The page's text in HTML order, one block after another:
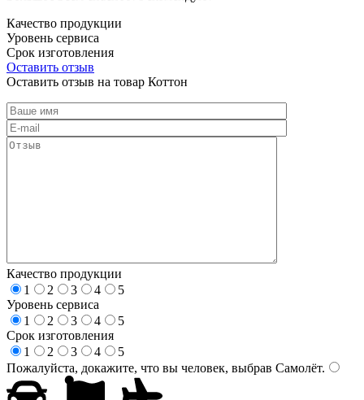
Качество продукции
Уровень сервиса
Срок изготовления
Оставить отзыв
Оставить отзыв на товар Коттон
Качество продукции
1
2 3 4
5
Уровень сервиса
1
2 3 4
5
Срок изготовления
1
2 3 4
5
Пожалуйста, докажите, что вы человек, выбрав Самолёт.